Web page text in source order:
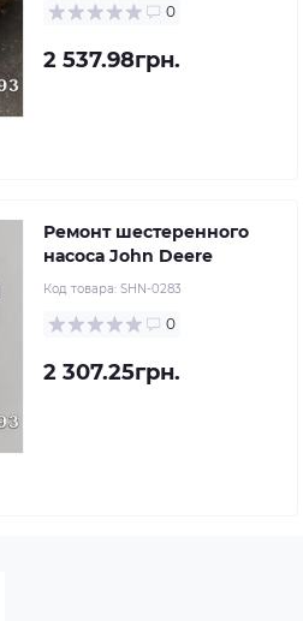
0
2 537.98грн.
Ремонт шестеренного
насоса John Deere
Код товара: SHN-0283
0
2 307.25грн.